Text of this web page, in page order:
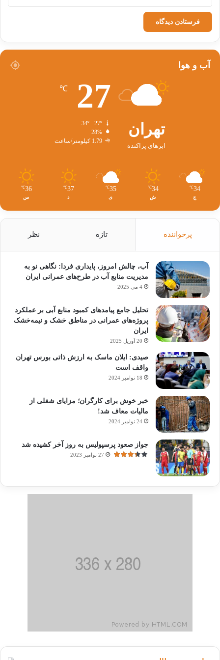
آب و هوا
تهران
ابرهای پراکنده
27
℃
28%
1.79 کیلومتر/ساعت
34
℃
ج
34
℃
ش
35
℃
ی
37
℃
د
36
℃
س
پرخواننده تازه نظر
آب، چالش امروز، پایداری فردا: نگاهی نو به
مدیریت منابع آب در طرح‌های عمرانی ایران
4 می 2025
تحلیل جامع پیامدهای کمبود منابع آبی بر عملکرد
پروژه‌های عمرانی در مناطق خشک و نیمه‌خشک
ایران
20 آوریل 2025
صیدی: ایلان ماسک به ارزش ذاتی بورس تهران
واقف است
18 نوامبر 2024
خبر خوش برای کارگران؛ مزایای شغلی از
مالیات معاف شد!
24 نوامبر 2024
جواز صعود پرسپولیس به روز آخر کشیده شد
27 نوامبر 2023